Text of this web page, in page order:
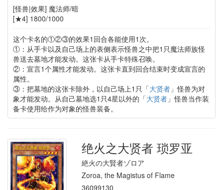
[怪兽|效果] 魔法师/暗
[★4] 1800/1000
这个卡名的①②③的效果1回合各能使用1次。
①：从手卡以及自己场上的表侧表示怪兽之中把1只魔法师族怪
兽送去墓地才能发动。这张卡从手卡特殊召唤。
②：宣言1个属性才能发动。这张卡直到回合结束时变成宣言的
属性。
③：把墓地的这张卡除外，以自己场上1只「大贤者」怪兽为对
象才能发动。从自己墓地选1只4星以外的「大贤者」怪兽当作装
备卡使用给作为对象的怪兽装备。
绝火之大贤者 琐罗亚
絶火の大賢者ゾロア
Zoroa, the Magistus of Flame
36099130